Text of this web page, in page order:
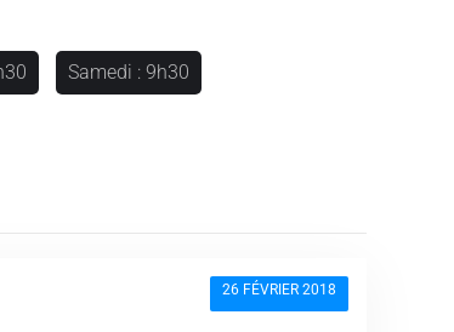
Samedi : 9h30
26 FÉVRIER 2018